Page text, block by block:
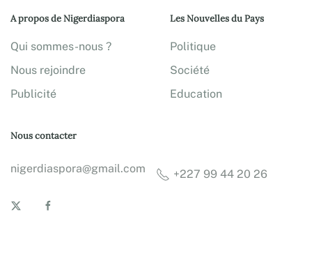
A propos de Nigerdiaspora
Qui sommes-nous ?
Nous rejoindre
Publicité
Les Nouvelles du Pays
Politique
Société
Education
Nous contacter
nigerdiaspora@gmail.com +227 99 44 20 26